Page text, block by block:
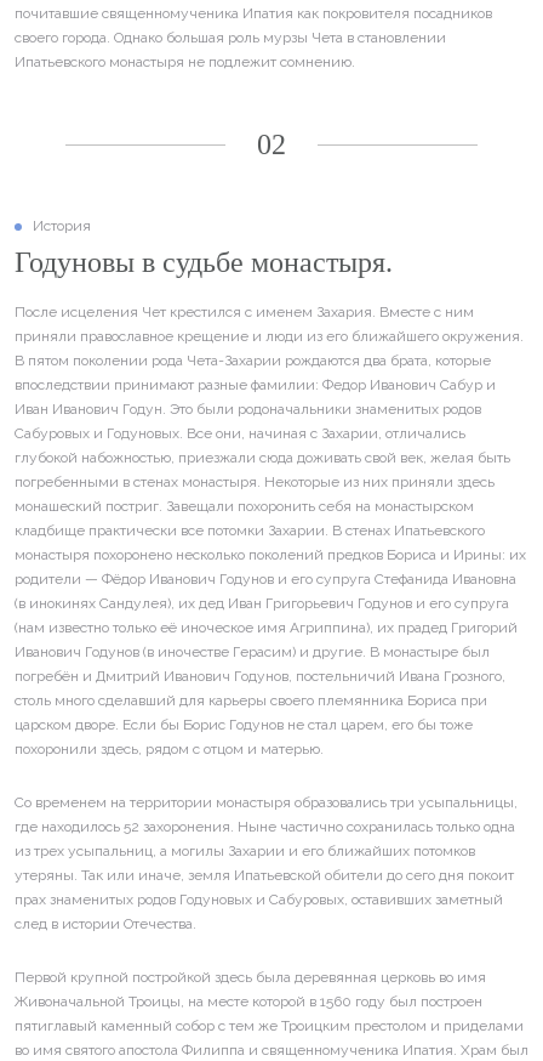
почитавшие священномученика Ипатия как покровителя посадников
своего города. Однако большая роль мурзы Чета в становлении
Ипатьевского монастыря не подлежит сомнению.
02
История
Годуновы в судьбе монастыря.
После исцеления Чет крестился с именем Захария. Вместе с ним
приняли православное крещение и люди из его ближайшего окружения.
В пятом поколении рода Чета-Захарии рождаются два брата, которые
впоследствии принимают разные фамилии: Федор Иванович Сабур и
Иван Иванович Годун. Это были родоначальники знаменитых родов
Сабуровых и Годуновых. Все они, начиная с Захарии, отличались
глубокой набожностью, приезжали сюда доживать свой век, желая быть
погребенными в стенах монастыря. Некоторые из них приняли здесь
монашеский постриг. Завещали похоронить себя на монастырском
кладбище практически все потомки Захарии. В стенах Ипатьевского
монастыря похоронено несколько поколений предков Бориса и Ирины: их
родители — Фёдор Иванович Годунов и его супруга Стефанида Ивановна
(в инокинях Сандулея), их дед Иван Григорьевич Годунов и его супруга
(нам известно только её иноческое имя Агриппина), их прадед Григорий
Иванович Годунов (в иночестве Герасим) и другие. В монастыре был
погребён и Дмитрий Иванович Годунов, постельничий Ивана Грозного,
столь много сделавший для карьеры своего племянника Бориса при
царском дворе. Если бы Борис Годунов не стал царем, его бы тоже
похоронили здесь, рядом с отцом и матерью.
Со временем на территории монастыря образовались три усыпальницы,
где находилось 52 захоронения. Ныне частично сохранилась только одна
из трех усыпальниц, а могилы Захарии и его ближайших потомков
утеряны. Так или иначе, земля Ипатьевской обители до сего дня покоит
прах знаменитых родов Годуновых и Сабуровых, оставивших заметный
след в истории Отечества.
Первой крупной постройкой здесь была деревянная церковь во имя
Живоначальной Троицы, на месте которой в 1560 году был построен
пятиглавый каменный собор с тем же Троицким престолом и приделами
во имя святого апостола Филиппа и священномученика Ипатия. Храм был